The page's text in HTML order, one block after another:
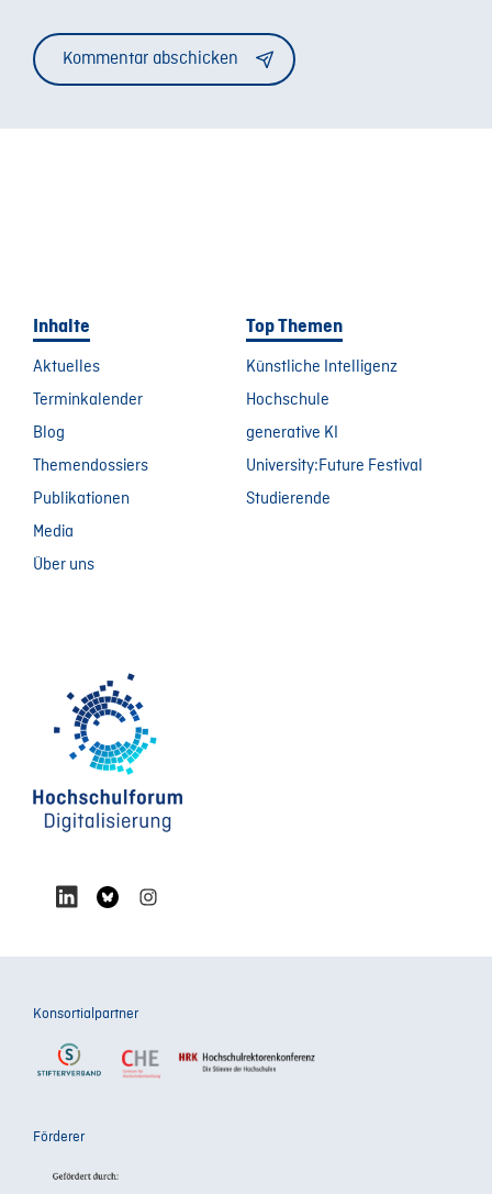
Inhalte
Aktuelles
Terminkalender
Blog
Themendossiers
Publikationen
Media
Über uns
Top Themen
Künstliche Intelligenz
Hochschule
generative KI
University:Future Festival
Studierende
Konsortialpartner
Förderer